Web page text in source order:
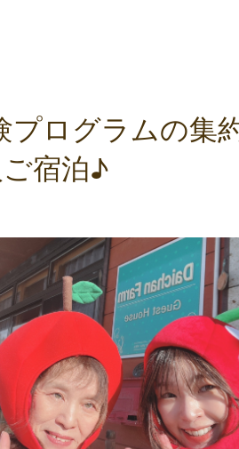
ログラムの集
宿泊♪